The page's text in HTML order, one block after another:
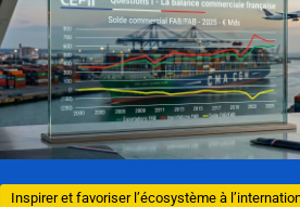
Inspirer et favoriser l’écosystème à